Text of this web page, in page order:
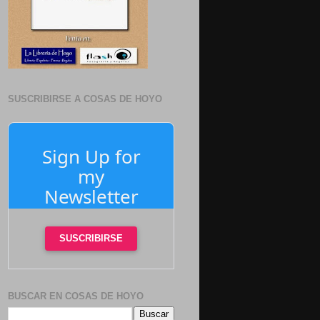
SUSCRIBIRSE A COSAS DE HOYO
Sign Up for
my
Newsletter
SUSCRIBIRSE
BUSCAR EN COSAS DE HOYO